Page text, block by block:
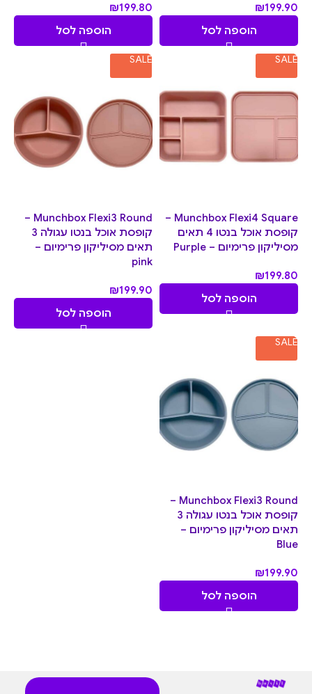
₪199.90
הוספה לסל
₪199.80
הוספה לסל
SALE
Munchbox Flexi4 Square –
קופסת אוכל בנטו 4 תאים
מסיליקון פרימיום – Purple
₪199.80
הוספה לסל
SALE
Munchbox Flexi3 Round –
קופסת אוכל בנטו עגולה 3
תאים מסיליקון פרימיום –
pink
₪199.90
הוספה לסל
SALE
Munchbox Flexi3 Round –
קופסת אוכל בנטו עגולה 3
תאים מסיליקון פרימיום –
Blue
₪199.90
הוספה לסל